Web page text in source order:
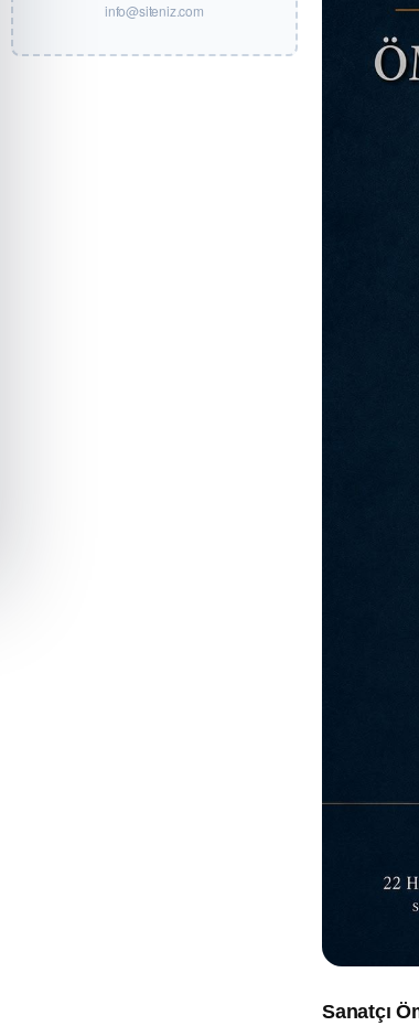
info@siteniz.com
Sanatçı